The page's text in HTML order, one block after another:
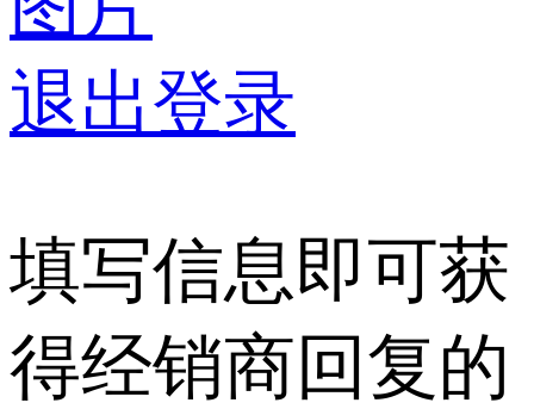
退出登录
填写信息即可获
得经销商回复的